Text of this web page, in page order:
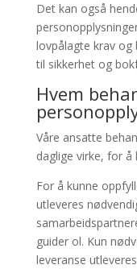
Det kan også
lovpålagte krav
til sikkerhet og
Hvem
Våre ansatte
daglige virke, for å
For å kunne
utleveres
guider ol. Kun
leveranse